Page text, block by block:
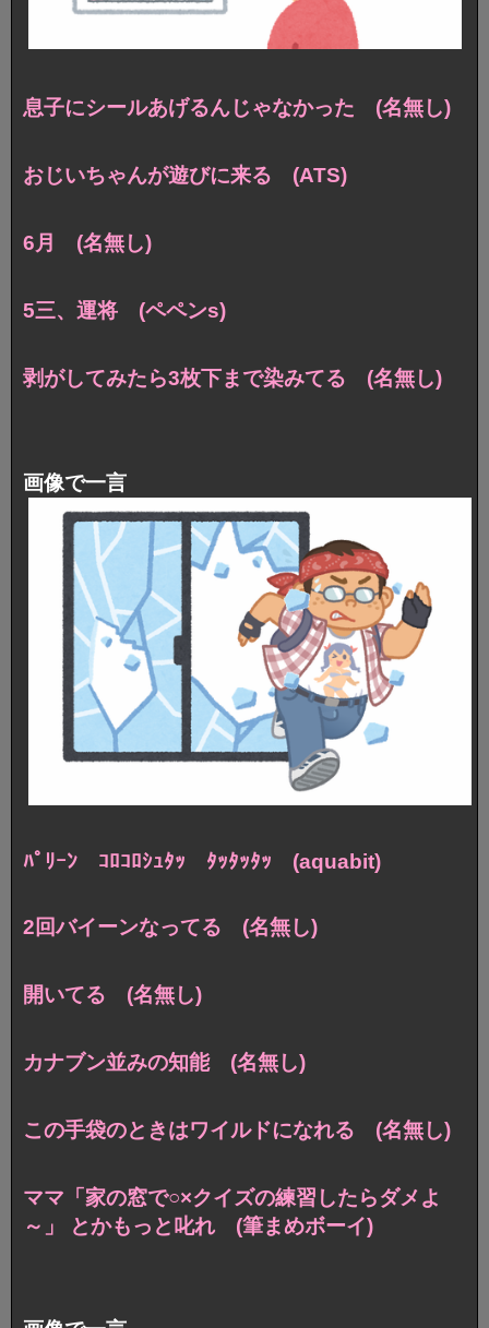
息子にシールあげるんじゃなかった (名無し)
おじいちゃんが遊びに来る (ATS)
6月 (名無し)
5三、運将 (ペペンs)
剥がしてみたら3枚下まで染みてる (名無し)
画像で一言
ﾊﾟﾘｰﾝ ｺﾛｺﾛｼｭﾀｯ ﾀｯﾀｯﾀｯ (aquabit)
2回バイーンなってる (名無し)
開いてる (名無し)
カナブン並みの知能 (名無し)
この手袋のときはワイルドになれる (名無し)
ママ「家の窓で○×クイズの練習したらダメよ
～」 とかもっと叱れ (筆まめボーイ)